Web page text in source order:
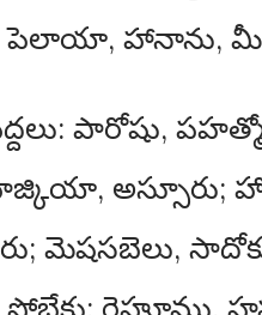
హానాను, మీకా,
పెద్దలు: పారోషు,
హేజ్కియా,
మెషసబెలు,